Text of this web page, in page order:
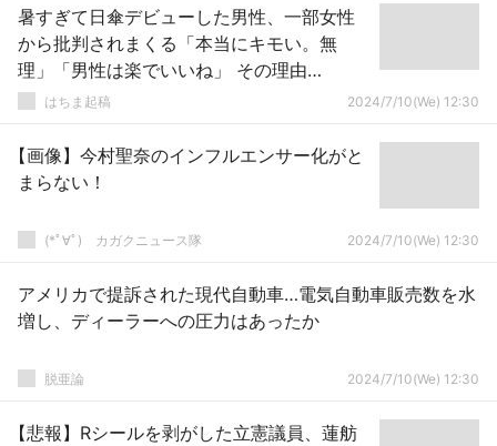
暑すぎて日傘デビューした男性、一部女性
から批判されまくる「本当にキモい。無
理」「男性は楽でいいね」 その理由
は・・・
はちま起稿 2024/7/10(We) 12:30
【画像】今村聖奈のインフルエンサー化がと
まらない！
(*ﾟ∀ﾟ)ゞカガクニュース隊 2024/7/10(We) 12:30
アメリカで提訴された現代自動車…電気自動車販売数を水
増し、ディーラーへの圧力はあったか
脱亜論 2024/7/10(We) 12:30
【悲報】Rシールを剥がした立憲議員、蓮舫